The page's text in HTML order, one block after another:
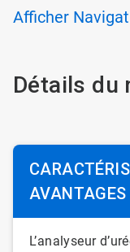
Afficher
Détails du
AVANTAGES
L’analyseur